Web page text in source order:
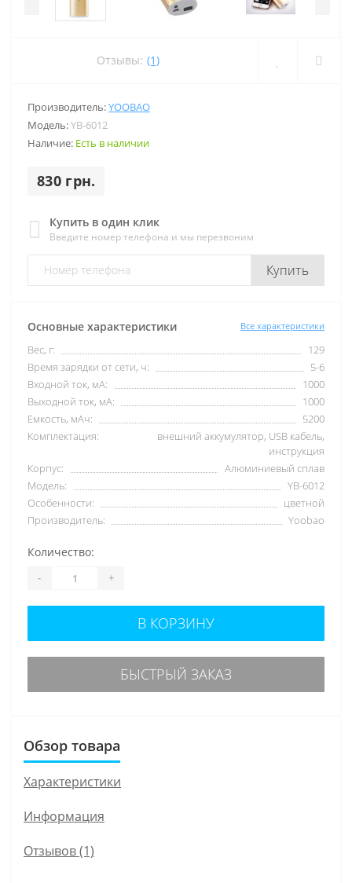
Отзывы: (1)
Производитель:YOOBAO
Модель:YB-6012
Наличие: Есть в наличии
830 грн.
Купить в один клик
Введите номер телефона и мы перезвоним
Купить
Основные характеристики Все характеристики
Вес, г:
129
Время зарядки от сети, ч:
5-6
Входной ток, мА:
1000
Выходной ток, мА:
1000
Емкость, мАч:
5200
Комплектация:
внешний аккумулятор, USB кабель,
инструкция
Корпус:
Алюминиевый сплав
Модель:
YB-6012
Особенности:
цветной
Производитель:
Yoobao
Количество:
- +
В КОРЗИНУ
БЫСТРЫЙ ЗАКАЗ
Обзор товара
Характеристики
Информация
Отзывов (1)